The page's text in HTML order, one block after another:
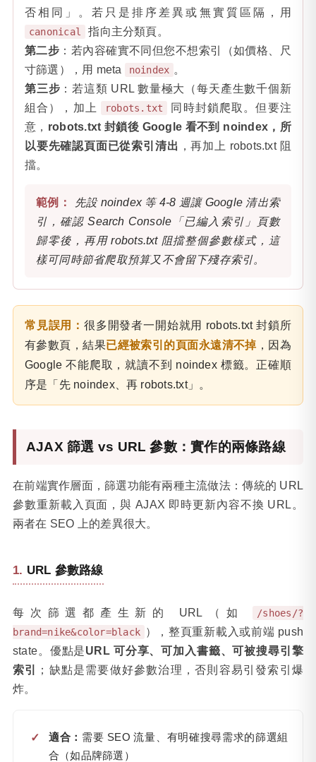
否相同」。若只是排序差異或無實質區隔，用
canonical
指向主分類頁。
第二步 ：若內容確實不同但您不想索引（如價格、尺
寸篩選），用 meta
noindex 。
第三步 ：若這類 URL 數量極大（每天產生數千個新
組合），加上
robots.txt
同時封鎖爬取。但要注
意， robots.txt 封鎖後 Google 看不到 noindex，所
以要先確認頁面已從索引清出 ，再加上 robots.txt 阻
擋。
先設 noindex 等 4-8 週讓 Google 清出索
引，確認 Search Console「已編入索引」頁數
歸零後，再用 robots.txt 阻擋整個參數樣式，這
樣可同時節省爬取預算又不會留下殘存索引。
常見誤用：很多開發者一開始就用 robots.txt 封鎖所
有參數頁，結果已經被索引的頁面永遠清不掉 ，因為
Google 不能爬取，就讀不到 noindex 標籤。正確順
序是「先 noindex、再 robots.txt」。
AJAX 篩選 vs URL 參數：實作的兩條路線
在前端實作層面，篩選功能有兩種主流做法：傳統的 URL
參數重新載入頁面，與 AJAX 即時更新內容不換 URL。
兩者在 SEO 上的差異很大。
URL 參數路線
每次篩選都產生新的 URL（如
/shoes/?
brand=nike&color=black ），整頁重新載入或前端 push
state。優點是URL 可分享、可加入書籤、可被搜尋引擎
索引
；缺點是需要做好參數治理，否則容易引發索引爆
炸。
適合： 需要 SEO 流量、有明確搜尋需求的篩選組
合（如品牌篩選）